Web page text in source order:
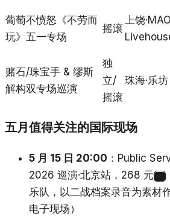
葡萄不愤怒《不劳而
玩》五一专场
摇滚
上饶·MAO
赌石/珠宝手 & 缪斯
解构双专场巡演
独
立/
摇滚
珠海·乐坊
五月值得关注的国际现场
5 月 15 日 20:00 ：Public
2026 巡演·北京站，268 元
乐队，以二战档案录音为素材
电子现场）